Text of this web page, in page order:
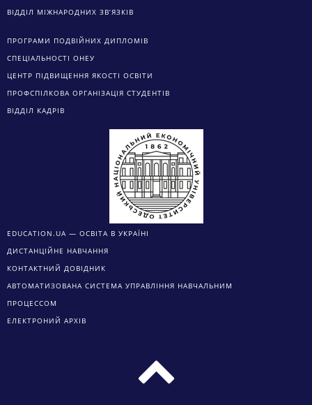
ВІДДІЛ МІЖНАРОДНИХ ЗВ’ЯЗКІВ
ПРОГРАМИ ПОДВІЙНИХ ДИПЛОМІВ
СПЕЦІАЛЬНОСТІ ОНЕУ
ЦЕНТР ПІДВИЩЕННЯ ЯКОСТІ ОСВІТИ
ПРОФСПІЛКОВА ОРГАНІЗАЦІЯ СТУДЕНТІВ
ВІДДІЛ КАДРІВ
EDUCATION.UA — ОСВІТА В УКРАЇНІ
ДИСТАНЦІЙНЕ НАВЧАННЯ
КОНТАКТНИЙ ДОВІДНИК
АВТОМАТИЗОВАНА СИСТЕМА УПРАВЛІННЯ НАВЧАЛЬНИМ
ПРОЦЕССОМ
ЕЛЕКТРОНИЙ АРХІВ